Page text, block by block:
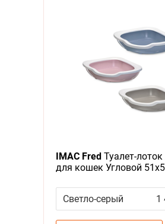
IMAC FredТуалет-
для кошек Угловой
Светло-серый
1